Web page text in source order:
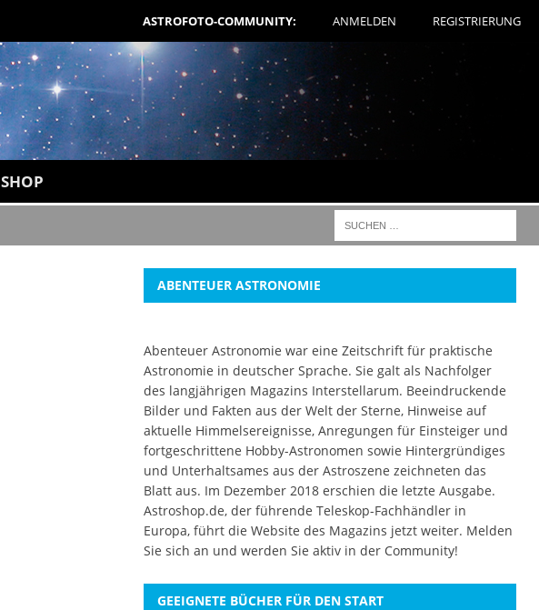
ASTROFOTO-COMMUNITY: ANMELDEN REGISTRIERUNG
SHOP
ABENTEUER ASTRONOMIE
Abenteuer Astronomie war eine Zeitschrift für praktische
Astronomie in deutscher Sprache. Sie galt als Nachfolger
des langjährigen Magazins Interstellarum. Beeindruckende
Bilder und Fakten aus der Welt der Sterne, Hinweise auf
aktuelle Himmelsereignisse, Anregungen für Einsteiger und
fortgeschrittene Hobby-Astronomen sowie Hintergründiges
und Unterhaltsames aus der Astroszene zeichneten das
Blatt aus. Im Dezember 2018 erschien die letzte Ausgabe.
Astroshop.de, der führende Teleskop-Fachhändler in
Europa, führt die Website des Magazins jetzt weiter. Melden
Sie sich an und werden Sie aktiv in der Community!
GEEIGNETE BÜCHER FÜR DEN START